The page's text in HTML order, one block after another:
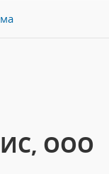
ООО